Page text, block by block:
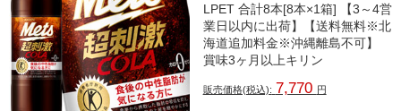
LPET 合計8本[8本×1箱] 【3～4営
業日以内に出荷】【送料無料※北
海道追加料金※沖縄離島不可】
賞味3ヶ月以上キリン
販売価格(税込): 7,770 円